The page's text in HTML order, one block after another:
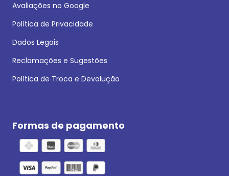
Avaliações no Google
Política de Privacidade
Dados Legais
Reclamações e Sugestões
Política de Troca e Devolução
Formas de pagamento